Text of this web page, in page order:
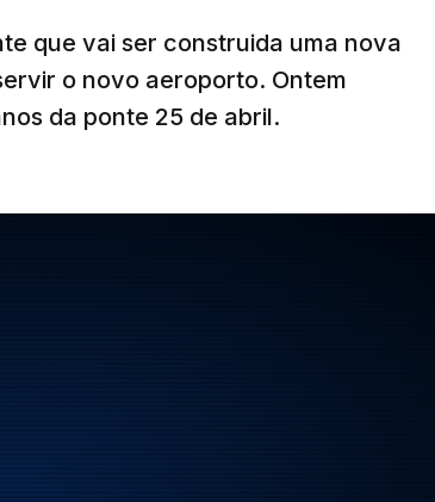
que vai ser construida uma nova
o novo aeroporto. Ontem
da ponte 25 de abril.